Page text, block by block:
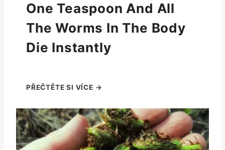
One Teaspoon And All
The Worms In The Body
Die Instantly